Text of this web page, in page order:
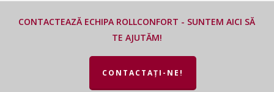
CONTACTEAZĂ ECHIPA ROLLCONFORT - SUNTEM AICI SĂ
TE AJUTĂM!
CONTACTAȚI-NE!